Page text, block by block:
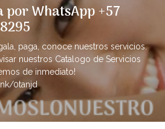
por WhatsApp +57
paga, conoce nuestros servicios.
nuestros Catalogo de Servicios
de inmediato!
0tanjd